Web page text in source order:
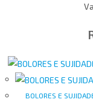
BOLORES E